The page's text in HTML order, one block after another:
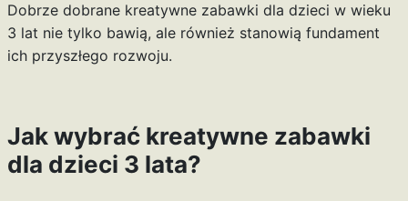
Dobrze dobrane kreatywne zabawki dla dzieci w wieku
3 lat nie tylko bawią, ale również stanowią fundament
ich przyszłego rozwoju.
Jak wybrać kreatywne zabawki
dla dzieci 3 lata?